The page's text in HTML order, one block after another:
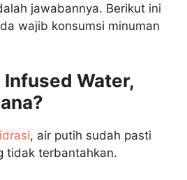
jawabannya. Berikut ini
wajib konsumsi minuman
Infused Water,
, air putih sudah pasti
tidak terbantahkan.